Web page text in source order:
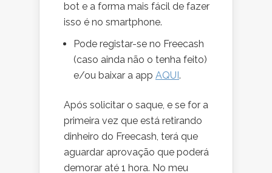
bot e a forma mais fácil de fazer
isso é no smartphone.
Pode registar-se no Freecash
(caso ainda não o tenha feito)
e/ou baixar a app AQUI .
Após solicitar o saque, e se for a
primeira vez que está retirando
dinheiro do Freecash, terá que
aguardar aprovação que poderá
demorar até 1 hora. No meu